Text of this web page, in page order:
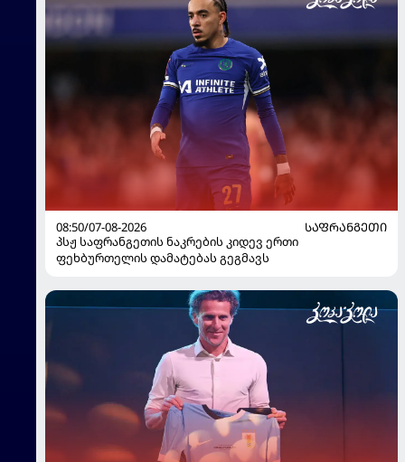
08:50/07-08-2026
ᲡᲐᲤᲠᲐᲜᲒᲔᲗᲘ
პსჟ საფრანგეთის ნაკრების კიდევ ერთი
ფეხბურთელის დამატებას გეგმავს